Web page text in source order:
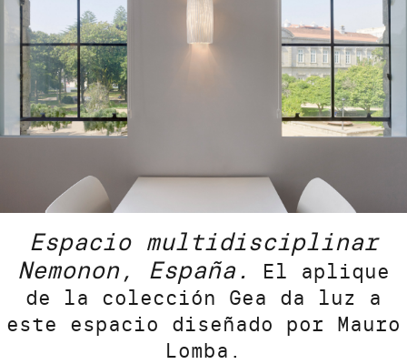
Espacio multidisciplinar
Nemonon, España.
El aplique
de la colección Gea da luz a
este espacio diseñado por Mauro
Lomba.